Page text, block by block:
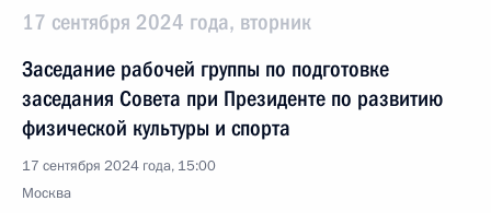
17 сентября 2024 года, вторник
Заседание рабочей группы по подготовке
заседания Совета при Президенте по развитию
физической культуры и спорта
17 сентября 2024 года, 15:00
Москва